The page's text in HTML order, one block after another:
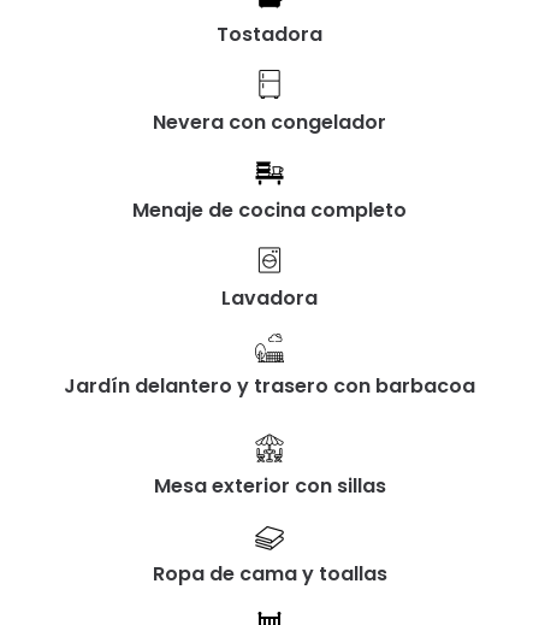
Tostadora
Nevera con congelador
Menaje de cocina completo
Lavadora
Jardín delantero y trasero con barbacoa
Mesa exterior con sillas
Ropa de cama y toallas